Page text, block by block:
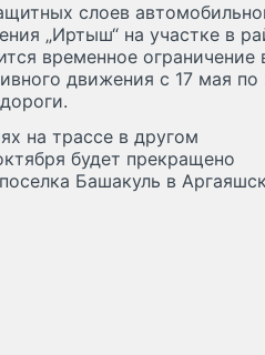
слоев
„Иртыш“ на участке в
временное ограничение
движения с 17 мая по
на трассе в другом
будет прекращено
Башакуль в